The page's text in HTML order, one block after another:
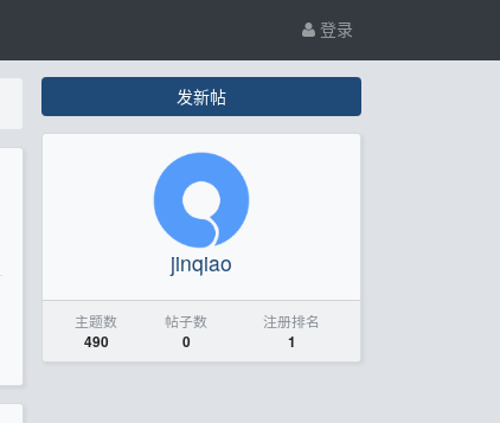
登录
发新帖
jinqiao
主题数
490
帖子数
0
注册排名
1